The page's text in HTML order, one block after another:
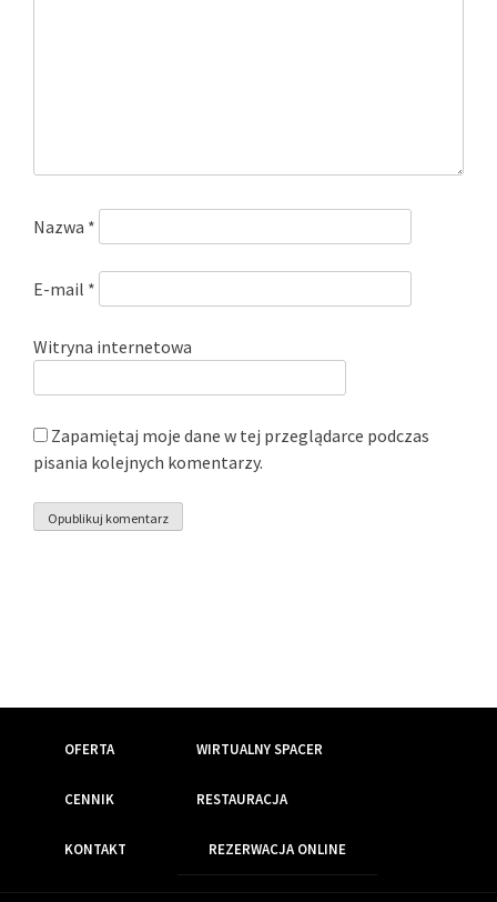
Nazwa *
E-mail *
Witryna internetowa
Zapamiętaj moje dane w tej przeglądarce podczas
pisania kolejnych komentarzy.
OFERTA WIRTUALNY SPACER
CENNIK RESTAURACJA
KONTAKT REZERWACJA ONLINE